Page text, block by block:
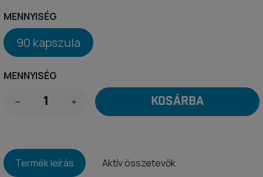
MENNYISÉG
90 kapszula
MENNYISÉG
KOSÁRBA
Termék leírás Aktív összetevők